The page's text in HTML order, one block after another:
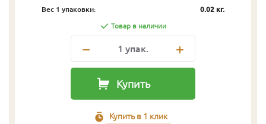
Вес 1 упаковки:
0.02 кг.
Товар в наличии
1 упак.
Купить
Купить в 1 клик